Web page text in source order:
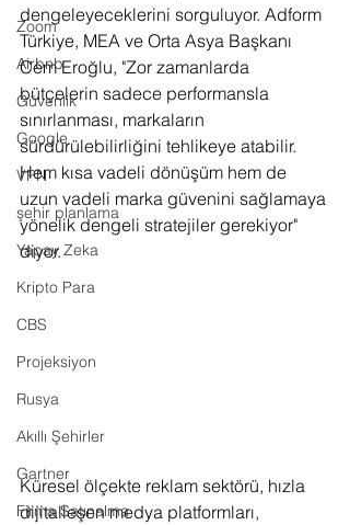
Zoom
Airbnb
Güvenlik
Google
VPN
şehir planlama
Yapay Zeka
Kripto Para
CBS
Projeksiyon
Rusya
Akıllı Şehirler
Gartner
Firma Satınalma
dengeleyeceklerini sorguluyor. Adform
Türkiye, MEA ve Orta Asya Başkanı
Cem Eroğlu, "Zor zamanlarda
bütçelerin sadece performansla
sınırlanması, markaların
sürdürülebilirliğini tehlikeye atabilir.
Hem kısa vadeli dönüşüm hem de
uzun vadeli marka güvenini sağlamaya
yönelik dengeli stratejiler gerekiyor"
diyor.
Küresel ölçekte reklam sektörü, hızla
dijitalleşen medya platformları,